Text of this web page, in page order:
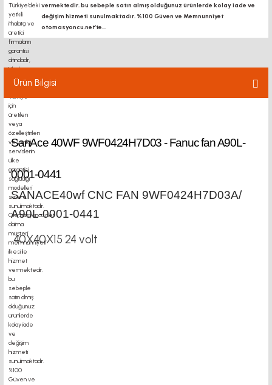
vermektedir. bu sebeple satın almış olduğunuz ürünlerde kolay iade ve
değişim hizmeti sunulmaktadır. %100 Güven ve Memnunniyet
otomasyoncu.net’te...
Ürün Bilgisi
SanAce 40WF 9WF0424H7D03 - Fanuc fan A90L-
0001-0441
SANACE40wf CNC FAN 9WF0424H7D03A/
A90L-0001-0441
40X40X15 24 volt
motor motor kaplin fiyatları, sigma profil, 3d yazıcı,
kremayer dişli, 45x45 sigma profil, delta